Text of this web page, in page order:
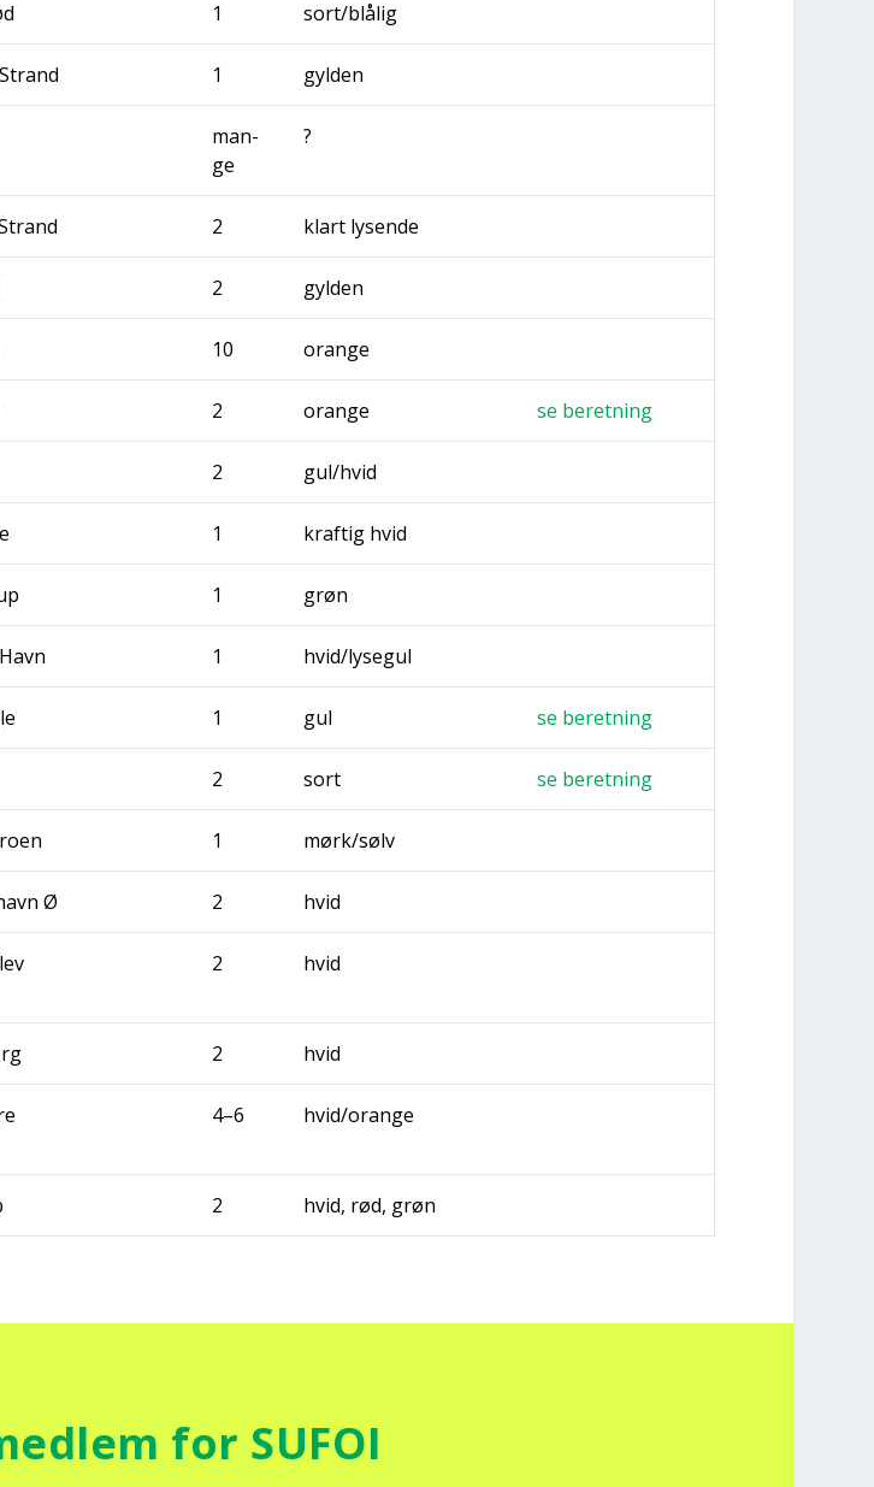
1 sort/blålig
1 gyl­den
man­
ge
?
2 klart lysen­de
2 gyl­den
10 oran­ge
2 oran­ge se beret­ning
2 gul/hvid
1 kraf­tig hvid
1 grøn
1 hvid/lysegul
1 gul se beret­ning
2 sort se beret­ning
1 mørk/sølv
Ø 2 hvid
2 hvid
2 hvid
4–6 hvid/orange
2 hvid, rød, grøn
for SUFOI